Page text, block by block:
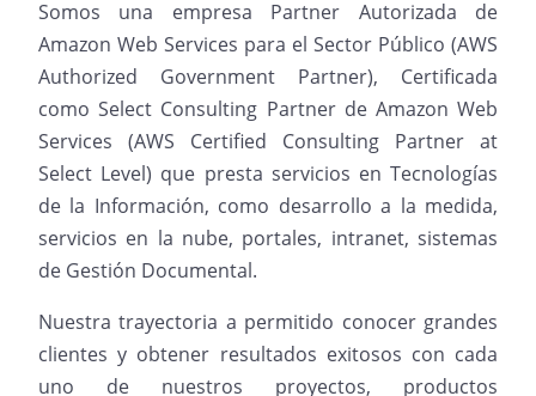
Somos una empresa Partner Autorizada de
Amazon Web Services para el Sector Público (AWS
Authorized Government Partner), Certificada
como Select Consulting Partner de Amazon Web
Services (AWS Certified Consulting Partner at
Select Level) que presta servicios en Tecnologías
de la Información, como desarrollo a la medida,
servicios en la nube, portales, intranet, sistemas
de Gestión Documental.
Nuestra trayectoria a permitido conocer grandes
clientes y obtener resultados exitosos con cada
uno de nuestros proyectos, productos